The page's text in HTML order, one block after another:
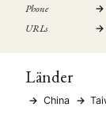
Phone
URLs
Länder
China